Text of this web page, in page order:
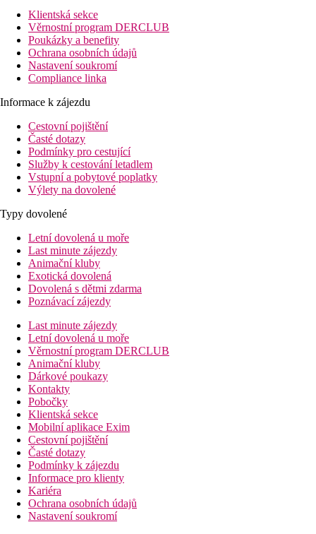
Klientská sekce
Věrnostní program DERCLUB
Poukázky a benefity
Ochrana osobních údajů
Nastavení soukromí
Compliance linka
Informace k zájezdu
Cestovní pojištění
Časté dotazy
Podmínky pro cestující
Služby k cestování letadlem
Vstupní a pobytové poplatky
Výlety na dovolené
Typy dovolené
Letní dovolená u moře
Last minute zájezdy
Animační kluby
Exotická dovolená
Dovolená s dětmi zdarma
Poznávací zájezdy
Last minute zájezdy
Letní dovolená u moře
Věrnostní program DERCLUB
Animační kluby
Dárkové poukazy
Kontakty
Pobočky
Klientská sekce
Mobilní aplikace Exim
Cestovní pojištění
Časté dotazy
Podmínky k zájezdu
Informace pro klienty
Kariéra
Ochrana osobních údajů
Nastavení soukromí